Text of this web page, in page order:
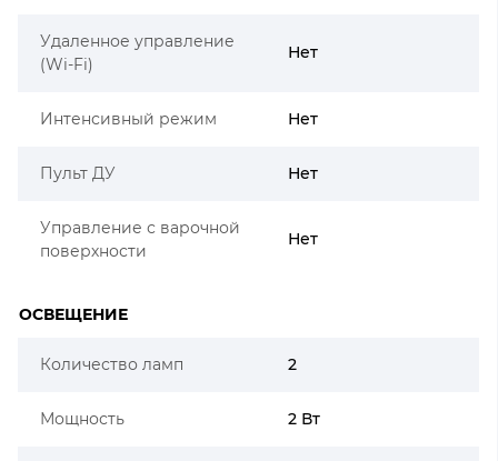
Удаленное управление
(Wi-Fi)
Нет
Интенсивный режим Нет
Пульт ДУ Нет
Управление с варочной
поверхности
Нет
ОСВЕЩЕНИЕ
Количество ламп 2
Мощность 2 Вт